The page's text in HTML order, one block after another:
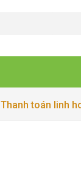
Thanh toán linh